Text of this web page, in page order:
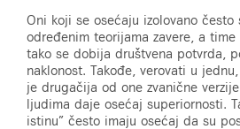
Oni koji se osećaju izolovano često
određenim teorijama zavere, a
tako se dobija društvena potvrda,
naklonost. Takođe, verovati u
je drugačija od one zvanične
ljudima daje osećaj superiornosti.
istinu” često imaju osećaj da su